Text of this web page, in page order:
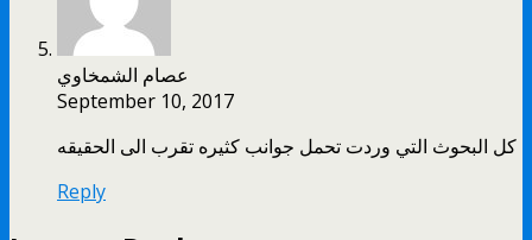
عصام الشمخاوي
September 10, 2017
كل البحوث التي وردت تحمل جوانب كثيره تقرب الى الحقيقه
Reply